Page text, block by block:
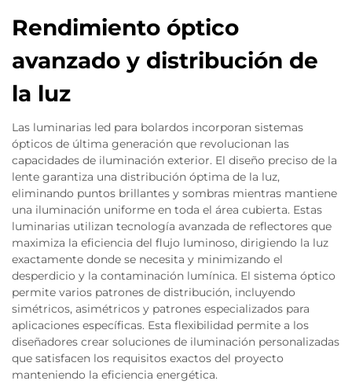
Rendimiento óptico
avanzado y distribución de
la luz
Las luminarias led para bolardos incorporan sistemas
ópticos de última generación que revolucionan las
capacidades de iluminación exterior. El diseño preciso de la
lente garantiza una distribución óptima de la luz,
eliminando puntos brillantes y sombras mientras mantiene
una iluminación uniforme en toda el área cubierta. Estas
luminarias utilizan tecnología avanzada de reflectores que
maximiza la eficiencia del flujo luminoso, dirigiendo la luz
exactamente donde se necesita y minimizando el
desperdicio y la contaminación lumínica. El sistema óptico
permite varios patrones de distribución, incluyendo
simétricos, asimétricos y patrones especializados para
aplicaciones específicas. Esta flexibilidad permite a los
diseñadores crear soluciones de iluminación personalizadas
que satisfacen los requisitos exactos del proyecto
manteniendo la eficiencia energética.